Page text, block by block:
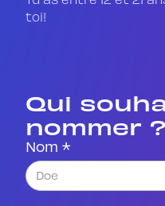
toi!
Qui
nommer ?
Nom *